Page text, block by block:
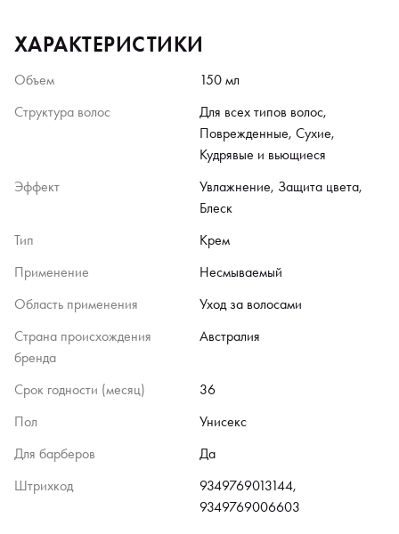
ХАРАКТЕРИСТИКИ
Объем
150 мл
Структура волос
Для всех типов волос,
Поврежденные, Сухие,
Кудрявые и вьющиеся
Эффект
Увлажнение, Защита цвета,
Блеск
Тип
Крем
Применение
Несмываемый
Область применения
Уход за волосами
Страна происхождения
бренда
Австралия
Срок годности (месяц)
36
Пол
Унисекс
Для барберов
Да
Штрихкод
9349769013144,
9349769006603